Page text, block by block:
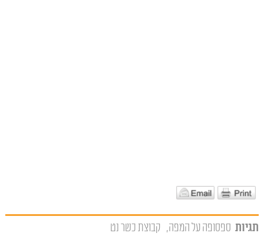
תגיות ספסופה על המפה קבוצת כשר נט